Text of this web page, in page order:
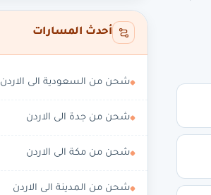
أحدث المسارات
شحن من السعودية الى الاردن
شحن من جدة الى الاردن
شحن من مكة الى الاردن
شحن من المدينة الى الاردن